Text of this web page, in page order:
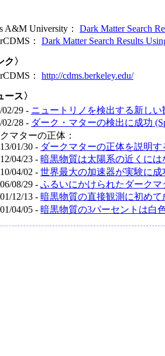
A&M University： Dark Matter Search
： Dark Matter Search Results
ク〉
： http://cdms.berkeley.edu/
ース〉
02/29 - ニュートリノを検出する新しい
02/28 - ダーク・マターの検出に成功
マターの正体：
01/30 - ダークマターの正体を説明
04/23 - 暗黒物質は太陽系の近くに
04/02 - 世界最大の加速器が実験に成
08/29 - ふるいにかけられたダークマ
12/13 - 暗黒物質の直接観測に初め
04/05 - 暗黒物質の3パーセントは白